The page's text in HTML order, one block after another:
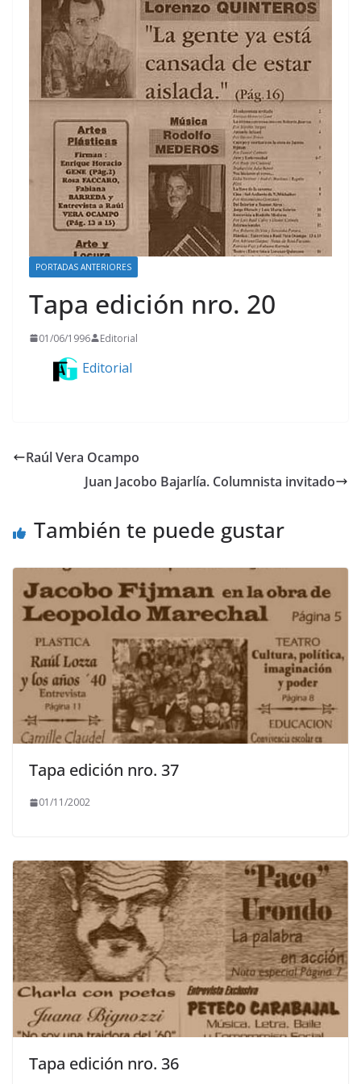
PORTADAS ANTERIORES
Tapa edición nro. 20
01/06/1996 Editorial
Editorial
Raúl Vera Ocampo
Juan Jacobo Bajarlía. Columnista invitado
También te puede gustar
Tapa edición nro. 37
01/11/2002
Tapa edición nro. 36